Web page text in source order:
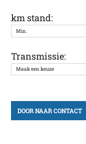
km stand:
Transmissie:
DOOR NAAR CONTACT